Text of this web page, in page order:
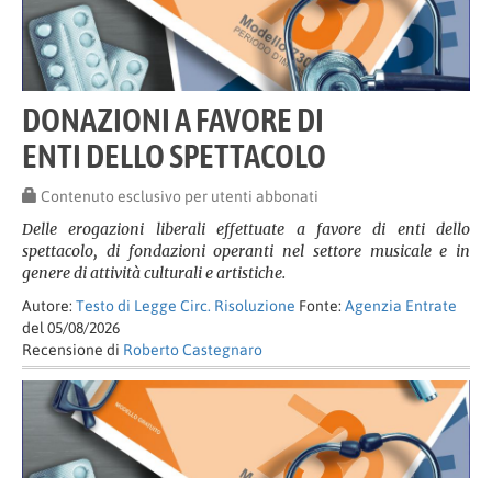
DONAZIONI A FAVORE DI
ENTI DELLO SPETTACOLO
Contenuto esclusivo per utenti abbonati
Delle erogazioni liberali effettuate a favore di enti dello
spettacolo, di fondazioni operanti nel settore musicale e in
genere di attività culturali e artistiche.
Autore: Testo di Legge Circ. Risoluzione Fonte: Agenzia Entrate
del 05/08/2026
Recensione di Roberto Castegnaro